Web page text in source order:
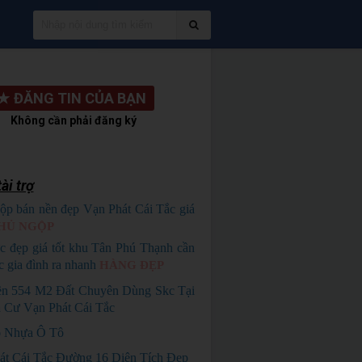
ĐĂNG TIN CỦA BẠN
Không cần phải đăng ký
trợ
bán nền đẹp Vạn Phát Cái Tắc giá
đẹp giá tốt khu Tân Phú Thạnh cần
gia đình ra nhanh
554 M2 Đất Chuyên Dùng Skc Tại
Vạn Phát Cái Tắc
Nhựa Ô Tô
Cái Tắc Đường 16 Diện Tích Đẹp